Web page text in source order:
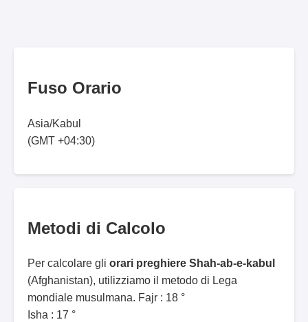
Fuso Orario
Asia/Kabul
(GMT +04:30)
Metodi di Calcolo
Per calcolare gli orari preghiere Shah-ab-e-kabul
(Afghanistan), utilizziamo il metodo di Lega
mondiale musulmana. Fajr : 18 °
Isha : 17 °